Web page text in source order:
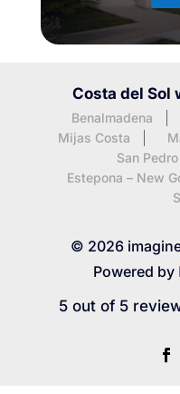
Costa del Sol
Benalmadena
Mijas Costa
San Pedro
Estepona – New
© 2026
Powered by
5 out of 5